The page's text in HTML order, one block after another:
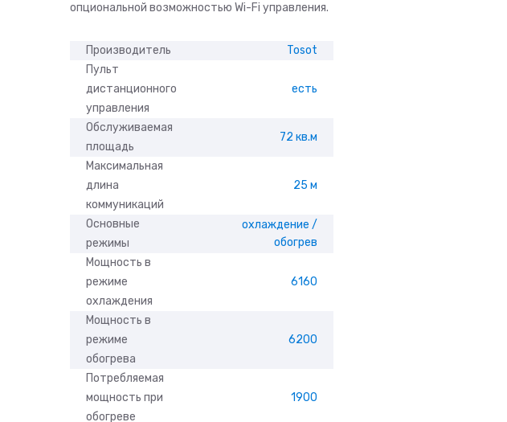
опциональной возможностью Wi-Fi управления.
Производитель
Tosot
Пульт
дистанционного
управления
есть
Обслуживаемая
площадь
72 кв.м
Максимальная
длина
коммуникаций
25 м
Основные
режимы
охлаждение /
обогрев
Мощность в
режиме
охлаждения
6160
Мощность в
режиме
обогрева
6200
Потребляемая
мощность при
обогреве
1900